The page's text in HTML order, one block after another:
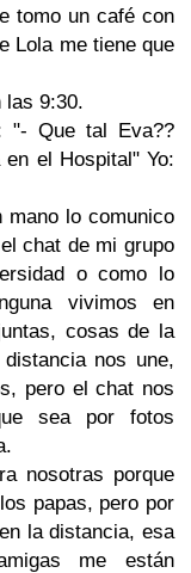
tomo un café con
Lola me tiene que
las 9:30.
"- Que tal Eva??
el Hospital" Yo:
mano lo comunico
chat de mi grupo
o como lo
vivimos en
cosas de la
nos une,
pero el chat nos
sea por fotos
nosotras porque
papas, pero por
la distancia, esa
me están